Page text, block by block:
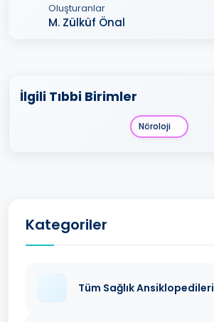
Oluşturanlar
M. Zülküf Önal
İlgili Tıbbi Birimler
Nöroloji
Kategoriler
Tüm Sağlık Ansiklopedileri